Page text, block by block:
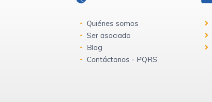
Quiénes somos
Ser asociado
Blog
Contáctanos - PQRS